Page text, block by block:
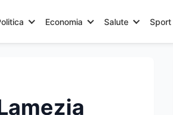
Economia Salute Sport